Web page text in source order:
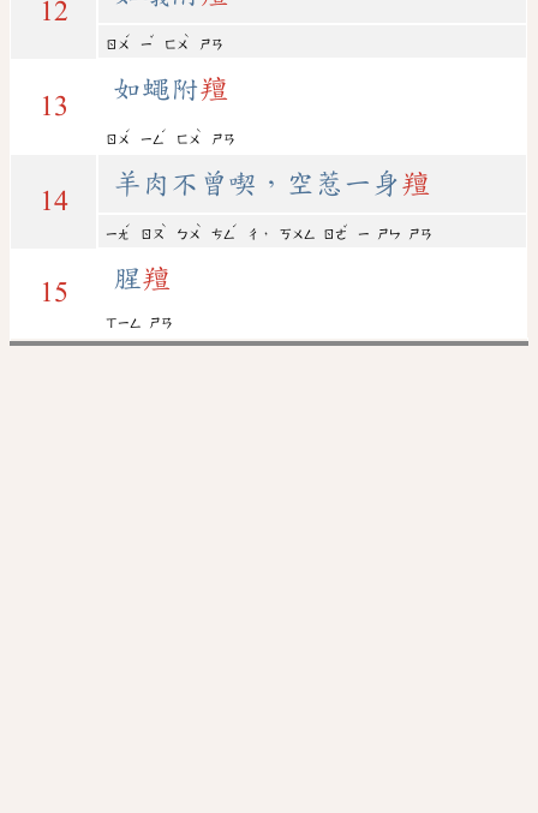
12
ㄖㄨ
ˊ
ㄧ
ˇ
ㄈㄨ
ˋ
ㄕㄢ
13
如蠅附羶
ㄖㄨ
ˊ
ㄧㄥ
ˊ
ㄈㄨ
ˋ
ㄕㄢ
14
羊肉不曾喫，空惹一身羶
ㄧㄤ
ˊ
ㄖㄡ
ˋ
ㄅㄨ
ˋ
ㄘㄥ
ˊ
ㄔ ， ㄎㄨㄥ ㄖㄜ
ˇ
ㄧ ㄕㄣ ㄕㄢ
15 腥羶
ㄒㄧㄥ ㄕㄢ